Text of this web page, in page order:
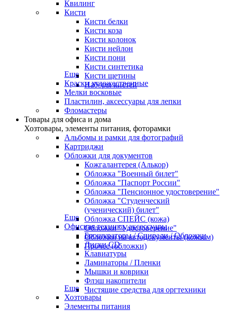
Квилинг
Кисти
Кисти белки
Кисти коза
Кисти колонок
Кисти нейлон
Кисти пони
Кисти синтетика
Кисти щетины
Наборы кистей
Еще
Краски художественные
Мелки восковые
Пластилин, аксессуары для лепки
Фломастеры
Товары для офиса и дома
Хозтовары, элементы питания, фоторамки
Альбомы и рамки для фотографий
Картриджи
Обложки для документов
Кожгалантерея (Алькор)
Обложка "Военный билет"
Обложка "Паспорт России"
Обложка "Пенсионное удостоверение"
Обложка "Студенческий
(ученический) билет"
Обложка СПЕЙС (кожа)
Обложки "Удостоверение"
Обложки на автодокументы (кожзам)
Прочее (обложки)
Еще
Офисная техника, аксессуары
Брошураторы / Спирали / Обложки
Диски CD
Клавиатуры
Ламинаторы / Пленки
Мышки и коврики
Флэш накопители
Чистящие средства для оргтехники
Еще
Хозтовары
Элементы питания